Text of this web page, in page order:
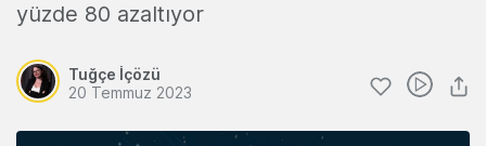
yüzde 80 azaltıyor
Tuğçe İçözü
20 Temmuz 2023